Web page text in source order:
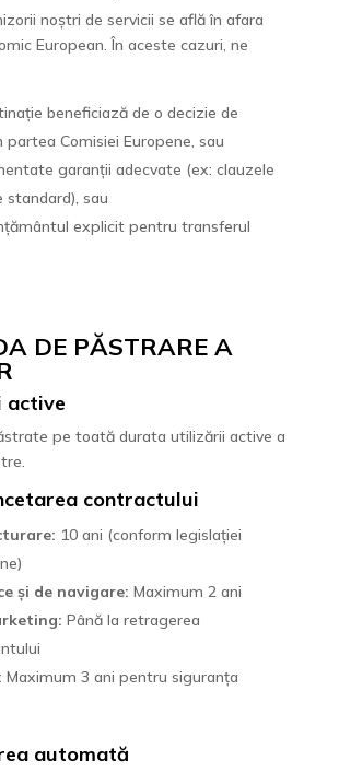
noștri de servicii se află în afara
European. În aceste cazuri, ne
beneficiază de o decizie de
partea Comisiei Europene, sau
garanții adecvate (ex: clauzele
sau
explicit pentru transferul
DE PĂSTRARE A
active
pe toată durata utilizării active a
contractului
10 ani (conform legislației
și de navigare: Maximum 2 ani
Până la retragerea
Maximum 3 ani pentru siguranța
automată